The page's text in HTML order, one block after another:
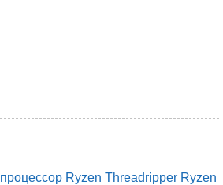
процессор Ryzen Threadripper Ryzen